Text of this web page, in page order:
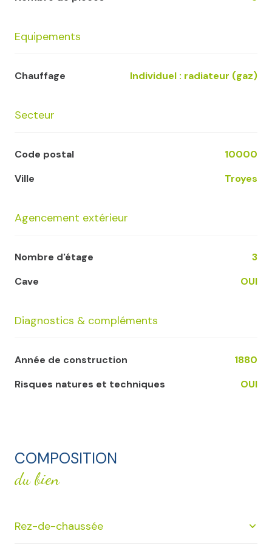
Equipements
Chauffage individuel : radiateur (gaz)
Secteur
Code postal
10000
Ville
Troyes
Agencement extérieur
Nombre d'étage
3
Cave
OUI
Diagnostics & compléments
Année de construction
1880
Risques natures et techniques
OUI
COMPOSITION
du bien
Rez-de-chaussée